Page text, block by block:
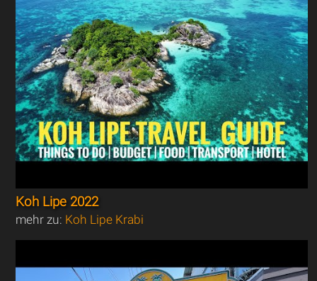
Koh Lipe 2022
mehr zu: Koh Lipe Krabi